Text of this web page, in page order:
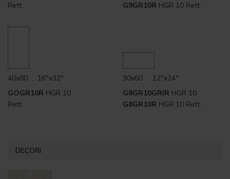
Rett.
G9GR10R HGR 10 Rett.
40x80 . 16"x32"
GOGR10R HGR 10
Rett.
30x60 . 12"x24"
G8GR10GRIR HGR 10
G8GR10R HGR 10 Rett.
DECORI